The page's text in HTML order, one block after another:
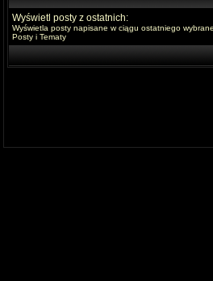
Wyświetl posty z ostatnich:
Wyświetla posty napisane w ciągu ostatniego
Posty i Tematy